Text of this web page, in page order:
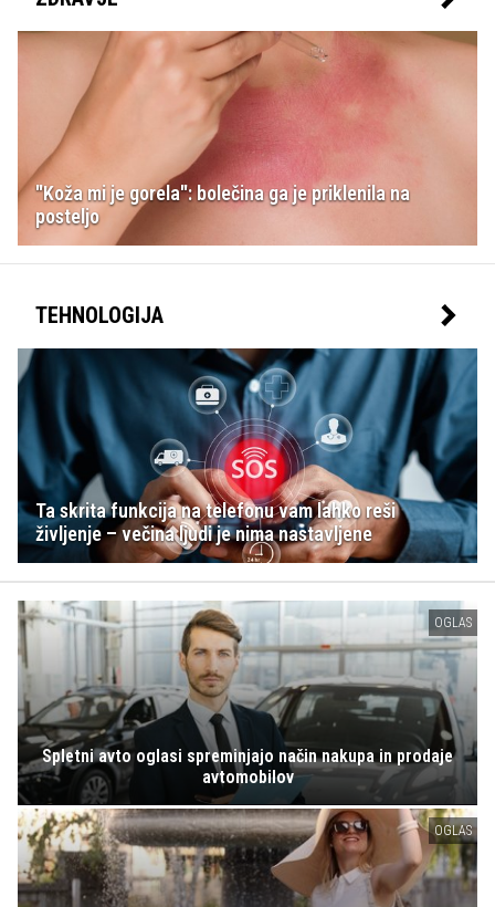
"Koža mi je gorela": bolečina ga je priklenila na
posteljo
TEHNOLOGIJA
Ta skrita funkcija na telefonu vam lahko reši
življenje – večina ljudi je nima nastavljene
OGLAS
Spletni avto oglasi spreminjajo način nakupa in prodaje
avtomobilov
OGLAS